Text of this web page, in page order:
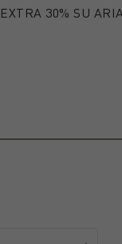
EXTRA 30% SU